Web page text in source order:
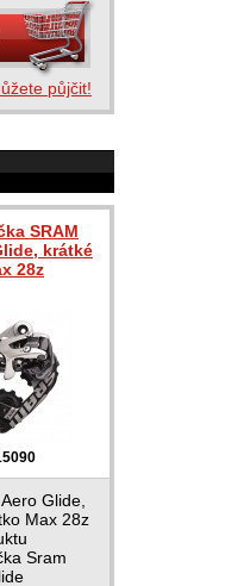
půjčit!
SRAM
krátké
28z
Glide,
Max 28z
Sram